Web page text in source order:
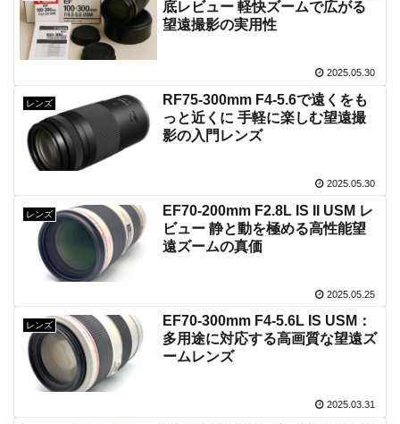
底レビュー 軽快ズームで広がる
望遠撮影の実用性
2025.05.30
レンズ
RF75-300mm F4-5.6で遠くをも
っと近くに 手軽に楽しむ望遠撮
影の入門レンズ
2025.05.30
レンズ
EF70-200mm F2.8L IS II USM レ
ビュー 静と動を極める高性能望
遠ズームの真価
2025.05.25
レンズ
EF70-300mm F4-5.6L IS USM：
多用途に対応する高画質な望遠ズ
ームレンズ
2025.03.31